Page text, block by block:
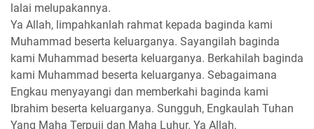
lalai melupakannya.
Ya Allah, limpahkanlah rahmat kepada baginda kami
Muhammad beserta keluarganya. Sayangilah baginda
kami Muhammad beserta keluarganya. Berkahilah baginda
kami Muhammad beserta keluarganya. Sebagaimana
Engkau menyayangi dan memberkahi baginda kami
Ibrahim beserta keluarganya. Sungguh, Engkaulah Tuhan
Yang Maha Terpuji dan Maha Luhur. Ya Allah,